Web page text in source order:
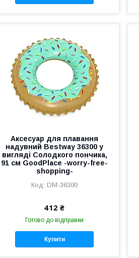
Аксесуар для плавання
надувний Bestway 36300 у
вигляді Солодкого пончика,
91 см GoodPlace -worry-free-
shopping-
DM-36300
412 ₴
Готово до відправки
Купити